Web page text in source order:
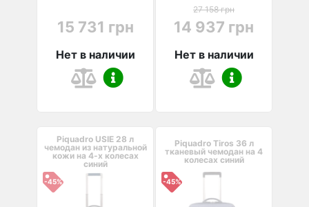
15 731 грн
Нет в наличии
27 158 грн
14 937 грн
Нет в наличии
Piquadro USIE 28 л
чемодан из натуральной
кожи на 4-х колесах
синий
-45%
Piquadro Tiros 36 л
тканевый чемодан на 4
колесах синий
-45%